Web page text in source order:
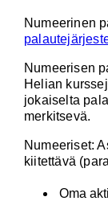
Numeerinen
Numeerisen
Helian
jokaiselta
merkitsevä.
Numeeriset:
kiitettävä
Oma